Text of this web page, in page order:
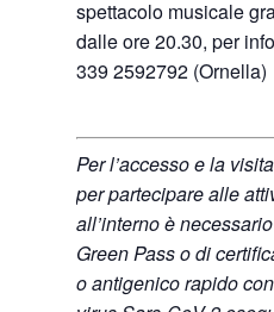
spettacolo musicale
dalle ore 20.30, per
339 2592792 (Ornella)
Per l’accesso e la
per partecipare alle
all’interno è
Green Pass o di
o antigenico rapido